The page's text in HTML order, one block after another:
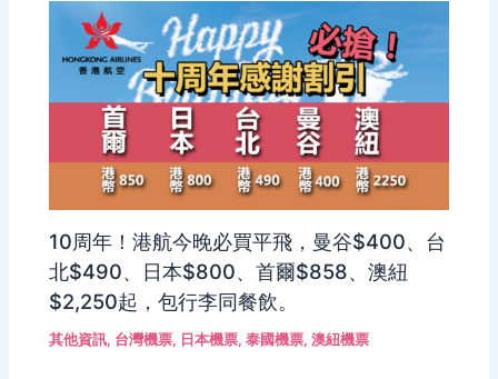
10周年！港航今晚必買平飛，曼谷$400、台
北$490、日本$800、首爾$858、澳紐
$2,250起，包行李同餐飲。
其他資訊, 台灣機票, 日本機票,泰國機票,澳紐機票